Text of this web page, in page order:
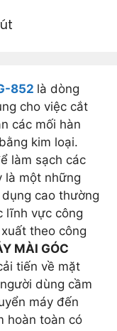
852 là dòng
cho việc cắt
các mối hàn
kim loại.
làm sạch các
là một những
cao thường
lĩnh vực công
theo công
MÀI GÓC
tiến về mặt
dùng cầm
máy đến
hoàn toàn có